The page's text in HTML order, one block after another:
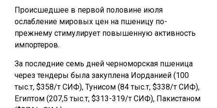
Происшедшее в первой половине июля
ослабление мировых цен на пшеницу по-
прежнему стимулирует повышенную активность
импортеров.
За последние семь дней черноморская пшеница
через тендеры была закуплена Иорданией (100
тыс.т, $358/т СИФ), Тунисом (84 тыс.т, $338/т СИФ),
Египтом (207,5 тыс.т, $313-319/т СИФ), Пакистаном